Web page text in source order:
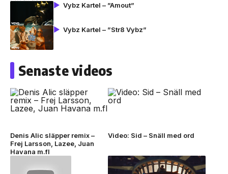
Vybz Kartel – ”Amout”
Vybz Kartel – ”Str8 Vybz”
Senaste videos
Denis Alic släpper remix –
Frej Larsson, Lazee, Juan
Havana m.fl
Video: Sid – Snäll med ord